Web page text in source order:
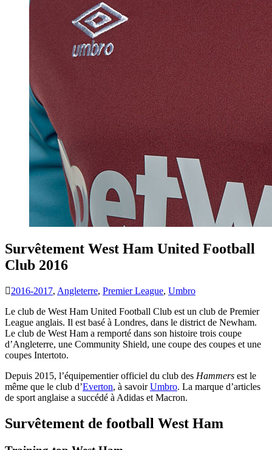
Survêtement West Ham United Football
Club 2016
2016-2017, Angleterre, Premier League, Umbro
Le club de West Ham United Football Club est un club de Premier
League anglais. Il est basé à Londres, dans le district de Newham.
Le club de West Ham a remporté dans son histoire trois coupe
d’Angleterre, une Community Shield, une coupe des coupes et une
coupes Intertoto.
Depuis 2015, l’équipementier officiel du club des Hammers est le
même que le club d’Everton, à savoirUmbro. La marque d’articles
de sport anglaise a succédé à Adidas et Macron.
Survêtement de football West Ham